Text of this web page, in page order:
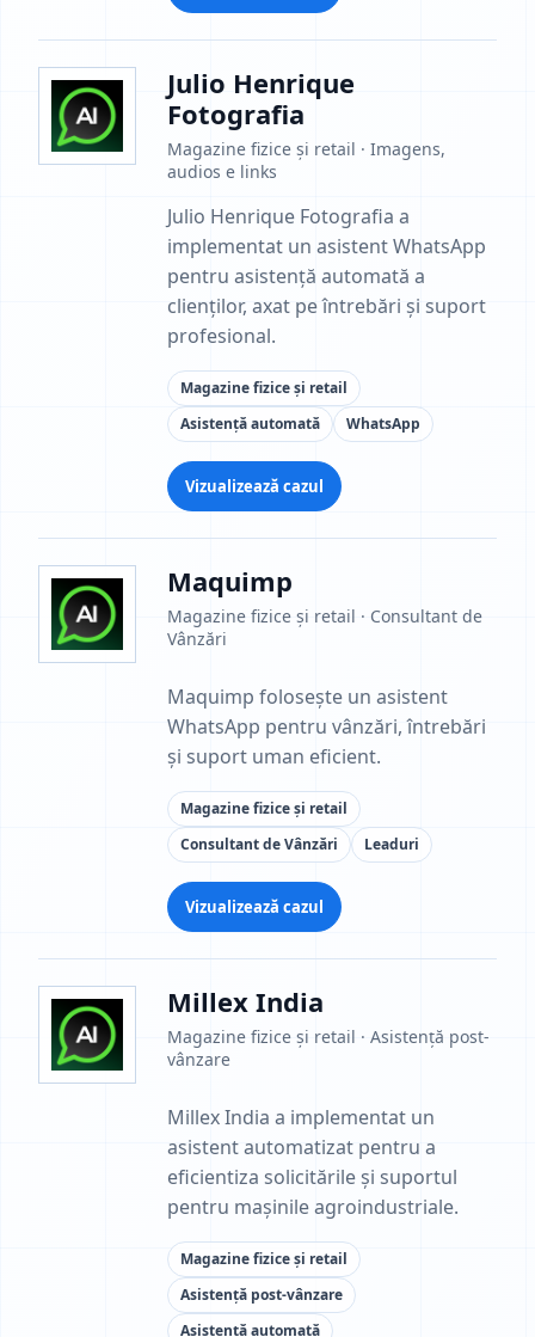
Julio Henrique
Fotografia
Magazine fizice și retail · Imagens,
audios e links
Julio Henrique Fotografia a
implementat un asistent WhatsApp
pentru asistență automată a
clienților, axat pe întrebări și suport
profesional.
Magazine fizice și retail
Asistență automată
WhatsApp
Vizualizează cazul
Maquimp
Magazine fizice și retail · Consultant de
Vânzări
Maquimp folosește un asistent
WhatsApp pentru vânzări, întrebări
și suport uman eficient.
Magazine fizice și retail
Consultant de Vânzări
Leaduri
Vizualizează cazul
Millex India
Magazine fizice și retail · Asistență post-
vânzare
Millex India a implementat un
asistent automatizat pentru a
eficientiza solicitările și suportul
pentru mașinile agroindustriale.
Magazine fizice și retail
Asistență post-vânzare
Asistență automată